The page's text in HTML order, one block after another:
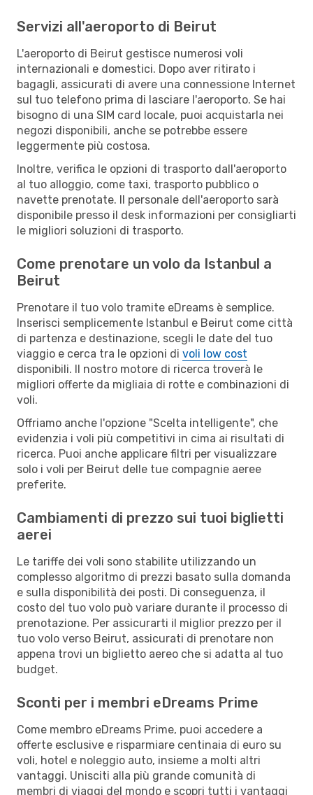
Servizi all'aeroporto di Beirut
L'aeroporto di Beirut gestisce numerosi voli
internazionali e domestici. Dopo aver ritirato i
bagagli, assicurati di avere una connessione Internet
sul tuo telefono prima di lasciare l'aeroporto. Se hai
bisogno di una SIM card locale, puoi acquistarla nei
negozi disponibili, anche se potrebbe essere
leggermente più costosa.
Inoltre, verifica le opzioni di trasporto dall'aeroporto
al tuo alloggio, come taxi, trasporto pubblico o
navette prenotate. Il personale dell'aeroporto sarà
disponibile presso il desk informazioni per consigliarti
le migliori soluzioni di trasporto.
Come prenotare un volo da Istanbul a
Beirut
Prenotare il tuo volo tramite eDreams è semplice.
Inserisci semplicemente Istanbul e Beirut come città
di partenza e destinazione, scegli le date del tuo
viaggio e cerca tra le opzioni di voli low cost
disponibili. Il nostro motore di ricerca troverà le
migliori offerte da migliaia di rotte e combinazioni di
voli.
Offriamo anche l'opzione "Scelta intelligente", che
evidenzia i voli più competitivi in cima ai risultati di
ricerca. Puoi anche applicare filtri per visualizzare
solo i voli per Beirut delle tue compagnie aeree
preferite.
Cambiamenti di prezzo sui tuoi biglietti
aerei
Le tariffe dei voli sono stabilite utilizzando un
complesso algoritmo di prezzi basato sulla domanda
e sulla disponibilità dei posti. Di conseguenza, il
costo del tuo volo può variare durante il processo di
prenotazione. Per assicurarti il miglior prezzo per il
tuo volo verso Beirut, assicurati di prenotare non
appena trovi un biglietto aereo che si adatta al tuo
budget.
Sconti per i membri eDreams Prime
Come membro eDreams Prime, puoi accedere a
offerte esclusive e risparmiare centinaia di euro su
voli, hotel e noleggio auto, insieme a molti altri
vantaggi. Unisciti alla più grande comunità di
membri di viaggi del mondo e scopri tutti i vantaggi